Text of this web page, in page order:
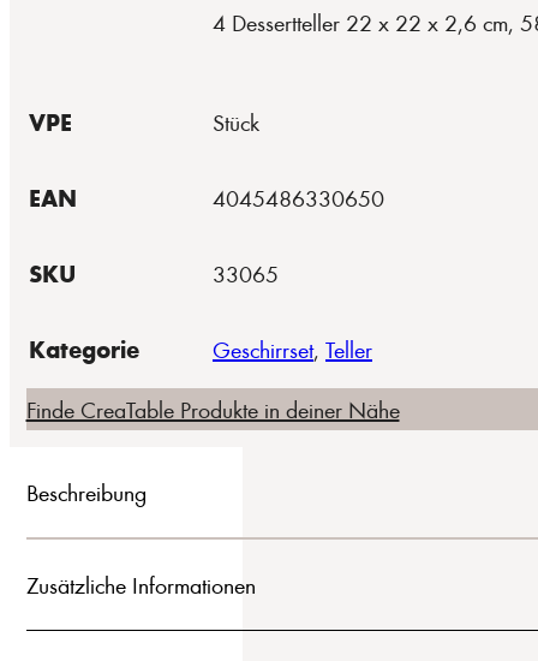
4 Dessertteller 22 x 22 x 2,6 cm,
VPE Stück
EAN 4045486330650
SKU 33065
Kategorie Geschirrset, Teller
Finde CreaTable Produkte in deiner Nähe
Beschreibung
Zusätzliche Informationen